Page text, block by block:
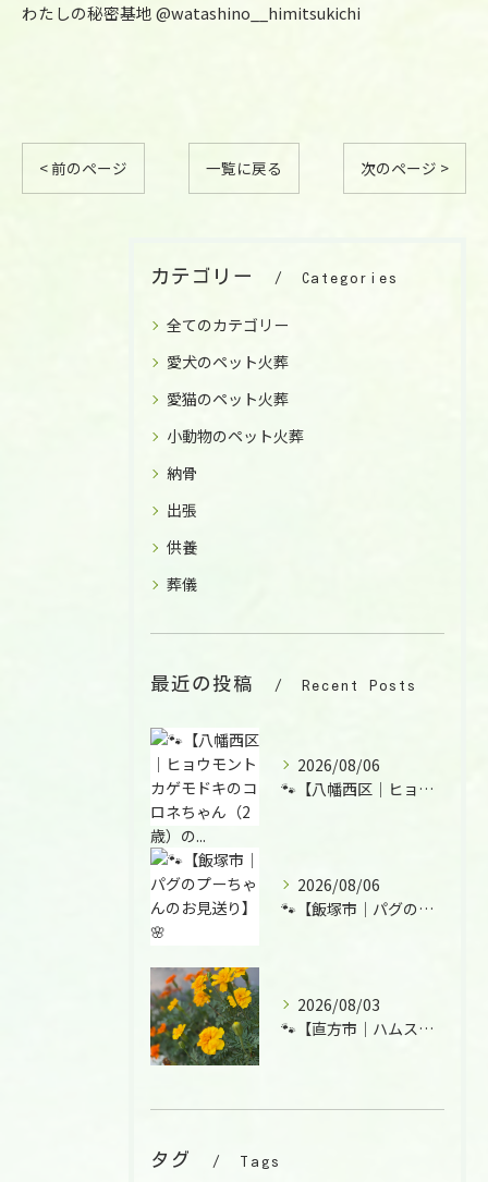
わたしの秘密基地 @watashino__himitsukichi
< 前のページ 一覧に戻る 次のページ >
カテゴリー Categories
全てのカテゴリー
愛犬のペット火葬
愛猫のペット火葬
小動物のペット火葬
納骨
出張
供養
葬儀
最近の投稿 Recent Posts
2026/08/06
🐾【八幡西区｜ヒョウモントカゲモドキのコロネちゃん（2歳）の...
2026/08/06
🐾【飯塚市｜パグのプーちゃんのお見送り】🌸
2026/08/03
🐾【直方市｜ハムスターの大福くんのお見送り】🌸
タグ Tags